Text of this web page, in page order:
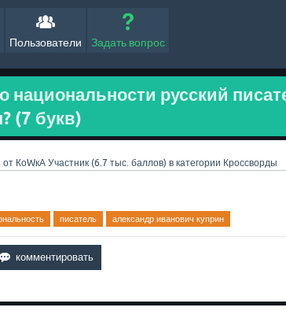
Пользователи Задать вопрос
национальности русский
(7 букв)
от КоWкА Участник (6.7 тыс. баллов) в категории Кроссворды
писатель александр иванович куприн